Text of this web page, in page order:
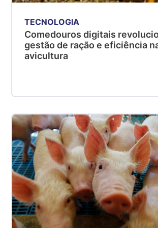
TECNOLOGIA
Comedouros digitais
gestão de ração e eficiência
avicultura